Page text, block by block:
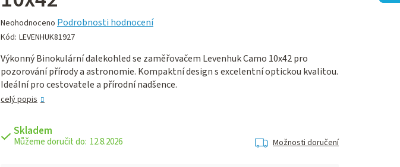
Průměrné
hodnocení
je
0,0
z 5
hvězdiček.
Neohodnoceno Podrobnosti hodnocení
Kód: LEVENHUK81927
Výkonný Binokulární dalekohled se zaměřovačem Levenhuk Camo 10x42 pro
pozorování přírody a astronomie. Kompaktní design s excelentní optickou kvalitou.
Ideální pro cestovatele a přírodní nadšence.
celý popis
Skladem
12.8.2026 Možnosti doručení